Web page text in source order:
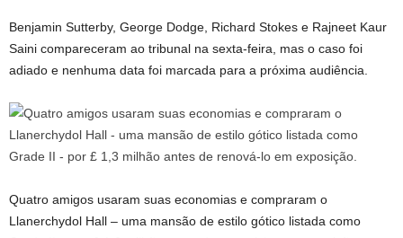
Benjamin Sutterby, George Dodge, Richard Stokes e Rajneet Kaur
Saini compareceram ao tribunal na sexta-feira, mas o caso foi
adiado e nenhuma data foi marcada para a próxima audiência.
Quatro amigos usaram suas economias e compraram o
Llanerchydol Hall – uma mansão de estilo gótico listada como